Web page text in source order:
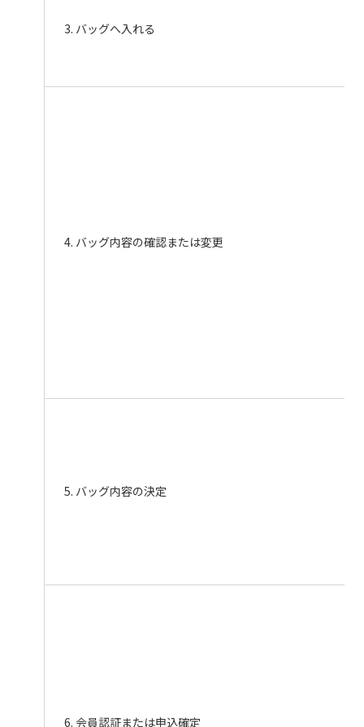
3. バッグへ入れる
4. バッグ内容の確認または変更
5. バッグ内容の決定
6. 会員認証または申込確定